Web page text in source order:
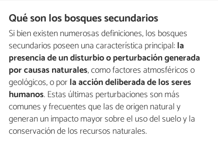
Qué son los bosques secundarios
Si bien existen numerosas definiciones, los bosques
secundarios poseen una característica principal:la
presencia de un disturbio o perturbación generada
por causas naturales, como factores atmosféricos o
geológicos, o porla acción deliberada de los seres
humanos. Estas últimas perturbaciones son más
comunes y frecuentes que las de origen natural y
generan un impacto mayor sobre el uso del suelo y la
conservación de los recursos naturales.